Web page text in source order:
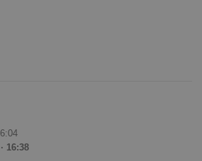
16:38